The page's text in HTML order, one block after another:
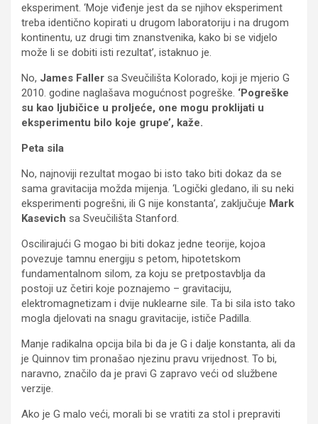
eksperiment. ‘Moje viđenje jest da se njihov eksperiment
treba identično kopirati u drugom laboratoriju i na drugom
kontinentu, uz drugi tim znanstvenika, kako bi se vidjelo
može li se dobiti isti rezultat’, istaknuo je.
No, James Faller sa Sveučilišta Kolorado, koji je mjerio G
2010. godine naglašava mogućnost pogreške. ‘Pogreške
su kao ljubičice u proljeće, one mogu proklijati u
eksperimentu bilo koje grupe’, kaže.
Peta sila
No, najnoviji rezultat mogao bi isto tako biti dokaz da se
sama gravitacija možda mijenja. ‘Logički gledano, ili su neki
eksperimenti pogrešni, ili G nije konstanta’, zaključuje Mark
Kasevich sa Sveučilišta Stanford.
Oscilirajući G mogao bi biti dokaz jedne teorije, kojoa
povezuje tamnu energiju s petom, hipotetskom
fundamentalnom silom, za koju se pretpostavblja da
postoji uz četiri koje poznajemo – gravitaciju,
elektromagnetizam i dvije nuklearne sile. Ta bi sila isto tako
mogla djelovati na snagu gravitacije, ističe Padilla.
Manje radikalna opcija bila bi da je G i dalje konstanta, ali da
je Quinnov tim pronašao njezinu pravu vrijednost. To bi,
naravno, značilo da je pravi G zapravo veći od službene
verzije.
Ako je G malo veći, morali bi se vratiti za stol i prepraviti